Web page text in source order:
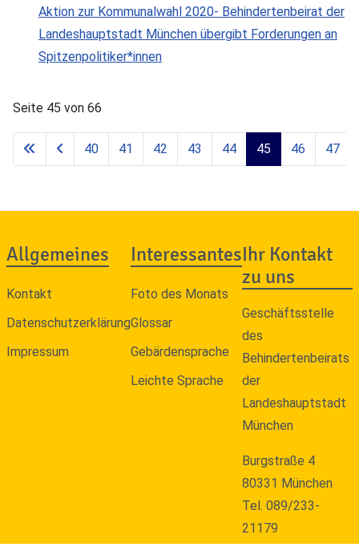
Aktion zur Kommunalwahl 2020- Behindertenbeirat der
Landeshauptstadt München übergibt Forderungen an
Spitzenpolitiker*innen
Seite 45 von 66
40 41 42 43 44 45 46 47
Allgemeines
Kontakt
Datenschutzerklärung
Impressum
Interessantes
Foto des Monats
Glossar
Gebärdensprache
Leichte Sprache
Ihr Kontakt
zu uns
Geschäftsstelle
des
Behindertenbeirats
der
Landeshauptstadt
München
Burgstraße 4
80331 München
Tel. 089/233-
21179